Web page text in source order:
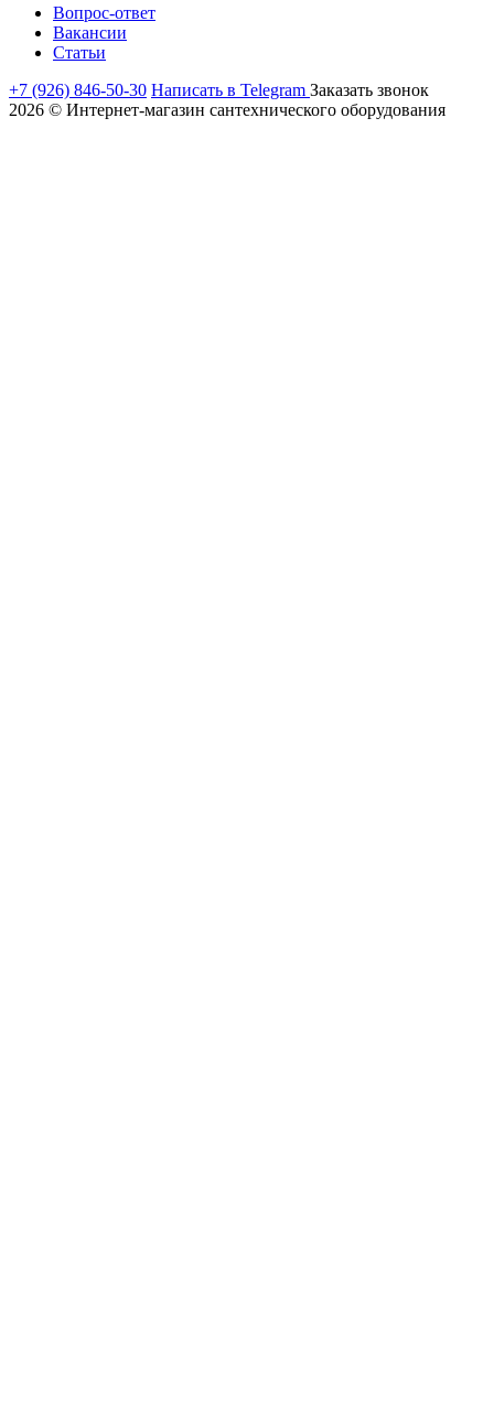
Вопрос-ответ
Вакансии
Статьи
+7 (926) 846-50-30 Написать в Telegram Заказать звонок
2026 © Интернет-магазин сантехнического оборудования